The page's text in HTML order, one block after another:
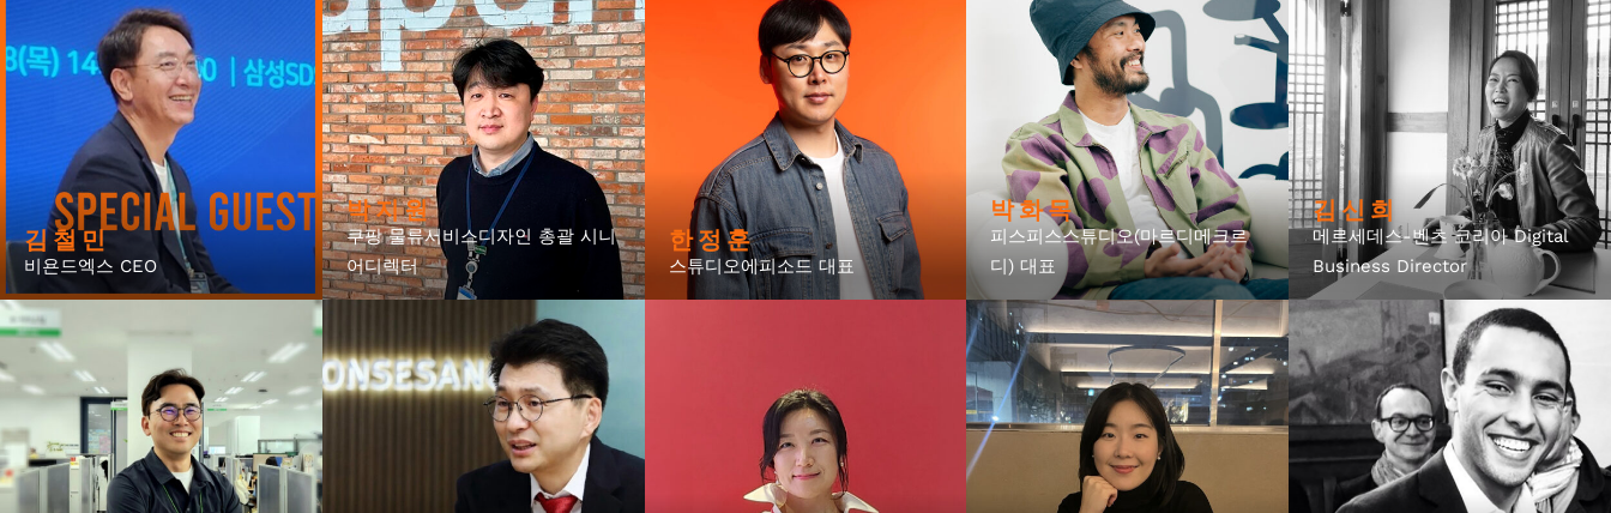
김 철 민
비욘드엑스 CEO
박 지 원
쿠팡 물류서비스디자인 총괄 시니
어디렉터
한 정 훈
스튜디오에피소드 대표
박 화 목
피스피스스튜디오(마르디메크르
디) 대표
김 신 희
메르세데스-벤츠 코리아 Digital
Business Director